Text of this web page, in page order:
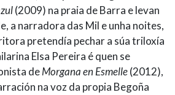
(2009) na praia de Barra e levan
a narradora das Mil e unha noites,
pretendía pechar a súa triloxía
Elsa Pereira é quen se
deMorgana en Esmelle(2012),
na voz da propia Begoña